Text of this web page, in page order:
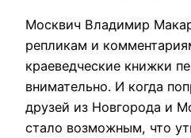
Москвич Владимир
репликам и
краеведческие книжки
внимательно. И когда
друзей из Новгорода и
стало возможным, что